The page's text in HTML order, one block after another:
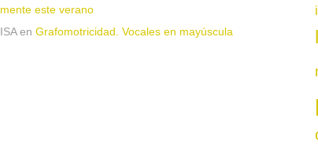
mente este verano
ISAen Grafomotricidad. Vocales en mayúscula